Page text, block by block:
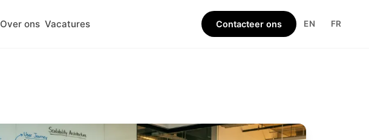
Over ons Vacatures Contacteer ons EN FR